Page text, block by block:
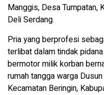
Manggis, Desa Tumpatan,
Deli Serdang.
Pria yang berprofesi
terlibat dalam tindak
bermotor milik korban
rumah tangga warga
Kecamatan Beringin,